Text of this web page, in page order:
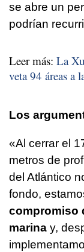
se abre un
podrían
Leer más: La
veta 94 áreas a
Los
«Al cerrar el
metros de
del Atlántico
fondo,
compromiso
marina y,